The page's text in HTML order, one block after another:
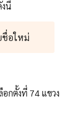
นี้
ชื่อใหม่
กตั้งที่ 74 แขวง